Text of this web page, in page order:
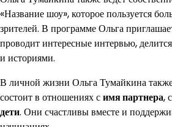
«Название шоу», которое пользуется
зрителей. В программе Ольга
проводит интересные интервью,
и историями.
В личной жизни Ольга Тумайкина
состоит в отношениях симя партнера,
дети. Они счастливы вместе и